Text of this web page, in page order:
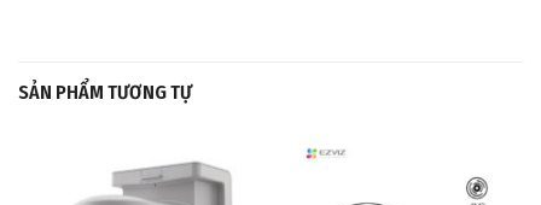
SẢN PHẨM TƯƠNG TỰ